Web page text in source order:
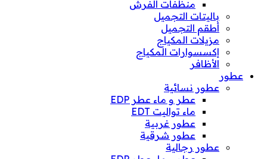
منظفات الفرش
باليتات التجميل
أطقم التجميل
مزيلات المكياج
إكسسوارات المكياج
الأظافر
عطور
عطور نسائية
عطر و ماء عطر EDP
ماء تواليت EDT
عطور غربية
عطور شرقية
عطور رجالية